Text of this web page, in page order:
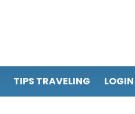
TIPS TRAVELING